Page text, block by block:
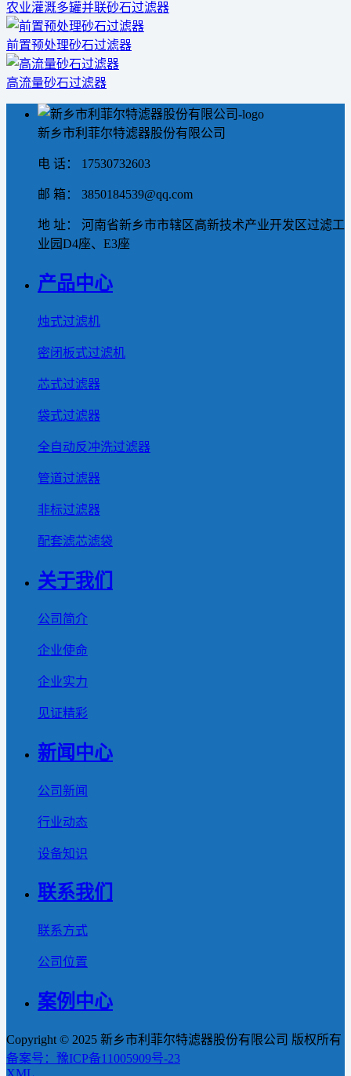
农业灌溉多罐并联砂石过滤器
前置预处理砂石过滤器
高流量砂石过滤器
新乡市利菲尔特滤器股份有限公司
电 话： 17530732603
邮 箱： 3850184539@qq.com
地 址： 河南省新乡市市辖区高新技术产业开发区过滤工
业园D4座、E3座
产品中心
烛式过滤机
密闭板式过滤机
芯式过滤器
袋式过滤器
全自动反冲洗过滤器
管道过滤器
非标过滤器
配套滤芯滤袋
关于我们
公司简介
企业使命
企业实力
见证精彩
新闻中心
公司新闻
行业动态
设备知识
联系我们
联系方式
公司位置
案例中心
Copyright © 2025 新乡市利菲尔特滤器股份有限公司 版权所有
备案号：豫ICP备11005909号-23